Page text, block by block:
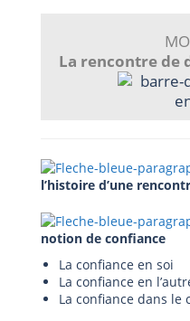
La rencontre de
l’histoire d’une
notion de confiance
La confiance en soi
La confiance en
La confiance dans le